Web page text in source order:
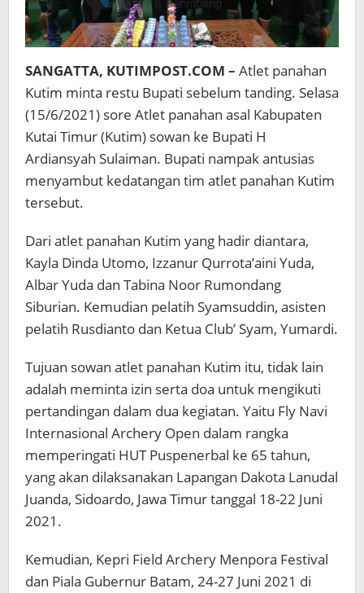
SANGATTA, KUTIMPOST.COM – Atlet panahan
Kutim minta restu Bupati sebelum tanding. Selasa
(15/6/2021) sore Atlet panahan asal Kabupaten
Kutai Timur (Kutim) sowan ke Bupati H
Ardiansyah Sulaiman. Bupati nampak antusias
menyambut kedatangan tim atlet panahan Kutim
tersebut.
Dari atlet panahan Kutim yang hadir diantara,
Kayla Dinda Utomo, Izzanur Qurrota’aini Yuda,
Albar Yuda dan Tabina Noor Rumondang
Siburian. Kemudian pelatih Syamsuddin, asisten
pelatih Rusdianto dan Ketua Club’ Syam, Yumardi.
Tujuan sowan atlet panahan Kutim itu, tidak lain
adalah meminta izin serta doa untuk mengikuti
pertandingan dalam dua kegiatan. Yaitu Fly Navi
Internasional Archery Open dalam rangka
memperingati HUT Puspenerbal ke 65 tahun,
yang akan dilaksanakan Lapangan Dakota Lanudal
Juanda, Sidoardo, Jawa Timur tanggal 18-22 Juni
2021.
Kemudian, Kepri Field Archery Menpora Festival
dan Piala Gubernur Batam, 24-27 Juni 2021 di